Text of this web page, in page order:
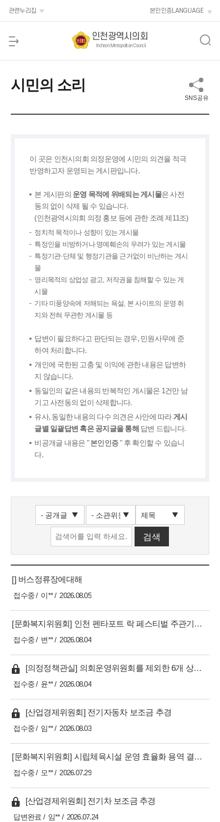
관련누리집 본인인증LANGUAGE
인천광역시의회
Incheon Metropolitan Council
시민의 소리
SNS공유
이 곳은 인천시의회 의정운영에 시민의 의견을 적극
반영하고자 운영되는 게시판입니다.
본 게시판의 운영 목적에 위배되는 게시물은 사전
동의 없이 삭제 될 수 있습니다.
(인천광역시의회 의정 홍보 등에 관한 조례 제11조)
정치적 목적이나 성향이 있는 게시물
특정인을 비방하거나 명예훼손의 우려가 있는 게시물
특정기관·단체 및 행정기관을 근거없이 비난하는 게시
물
영리목적의 상업성 광고, 저작권을 침해할 수 있는 게
시물
기타 미풍양속에 저해되는 욕설, 본 사이트의 운영 취
지와 전혀 무관한 게시물 등
답변이 필요하다고 판단되는 경우, 민원사무에 준
하여 처리합니다.
개인에 국한된 고충 및 이익에 관한 내용은 답변하
지 않습니다.
동일인의 같은 내용의 반복적인 게시물은 1건만 남
기고 사전동의 없이 삭제합니다.
유사, 동일한 내용의 다수 의견은 사안에 따라게시
글별 일괄답변 혹은 공지글을 통해 답변 드립니다.
비공개글 내용은 "본인인증" 후 확인할 수 있습니
다.
[] 버스정류장에대해
접수중 이** 2026.08.05
[문화복지위원회] 인천 펜타포트 락 페스티벌 주관기관 관리부실 규명 및 지방의회 행정사무감사 적극 추진 촉구의 건
접수중 변** 2026.08.04
[의정정책관실] 의회운영위원회를 제외한 6개 상임위원회의 2026년 공무국외출장 계획 철회 건의
접수중 윤** 2026.08.04
[산업경제위원회] 전기자동차 보조금 추경
접수중 임** 2026.08.03
[문화복지위원회] 시립체육시설 운영 효율화 용역 결과에 따른 남동경기장 주차 정상화 및 인프라 구축 촉구
접수중 모** 2026.07.29
[산업경제위원회] 전기차 보조금 추경
답변완료 임** 2026.07.24